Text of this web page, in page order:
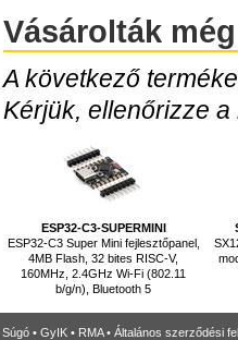
Vásárolták még
A következő
Kérjük, ellenőrizze
ESP32-C3-SUPERMINI
ESP32-C3 Super Mini fejlesztőpanel,
4MB Flash, 32 bites RISC-V,
160MHz, 2.4GHz Wi-Fi (802.11
b/g/n), Bluetooth 5
Súgó • GyIK • RMA• Általános szerződési